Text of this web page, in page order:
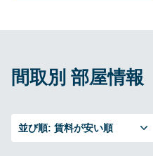
間取別 部屋情報
並び順: 賃料が安い順